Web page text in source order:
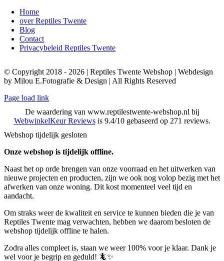
Home
over Reptiles Twente
Blog
Contact
Privacybeleid Reptiles Twente
© Copyright 2018 - 2026 | Reptiles Twente Webshop | Webdesign
by Milou E.Fotografie & Design | All Rights Reserved
Page load link
De waardering van www.reptilestwente-webshop.nl bij
WebwinkelKeur Reviewsis 9.4/10 gebaseerd op 271 reviews.
Webshop tijdelijk gesloten
Onze webshop is tijdelijk offline.
Naast het op orde brengen van onze voorraad en het uitwerken van
nieuwe projecten en producten, zijn we ook nog volop bezig met het
afwerken van onze woning. Dit kost momenteel veel tijd en
aandacht.
Om straks weer de kwaliteit en service te kunnen bieden die je van
Reptiles Twente mag verwachten, hebben we daarom besloten de
webshop tijdelijk offline te halen.
Zodra alles compleet is, staan we weer 100% voor je klaar. Dank je
wel voor je begrip en geduld! 🦎✨